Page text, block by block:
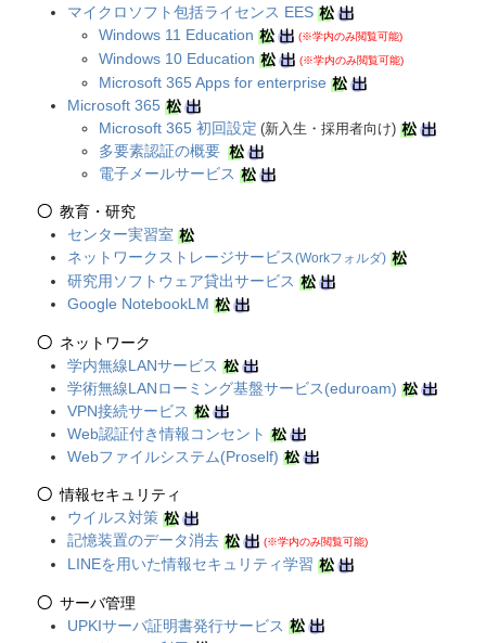
マイクロソフト包括ライセンス EES
Windows 11 Education
(※学内のみ閲覧可能)
Windows 10 Education (※学内のみ閲覧可能)
Microsoft 365 Apps for enterprise
Microsoft 365
Microsoft 365 初回設定 (新入生・採用者向け)
多要素認証の概要
電子メールサービス
教育・研究
センター実習室
ネットワークストレージサービス(Workフォルダ)
研究用ソフトウェア貸出サービス
Google NotebookLM
ネットワーク
学内無線LANサービス
学術無線LANローミング基盤サービス(eduroam)
VPN接続サービス
Web認証付き情報コンセント
Webファイルシステム(Proself)
情報セキュリティ
ウイルス対策
記憶装置のデータ消去
(※学内のみ閲覧可能)
LINEを用いた情報セキュリティ学習
サーバ管理
UPKIサーバ証明書発行サービス